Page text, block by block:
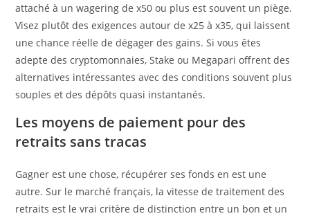
attaché à un wagering de x50 ou plus est souvent un piège.
Visez plutôt des exigences autour de x25 à x35, qui laissent
une chance réelle de dégager des gains. Si vous êtes
adepte des cryptomonnaies, Stake ou Megapari offrent des
alternatives intéressantes avec des conditions souvent plus
souples et des dépôts quasi instantanés.
Les moyens de paiement pour des
retraits sans tracas
Gagner est une chose, récupérer ses fonds en est une
autre. Sur le marché français, la vitesse de traitement des
retraits est le vrai critère de distinction entre un bon et un